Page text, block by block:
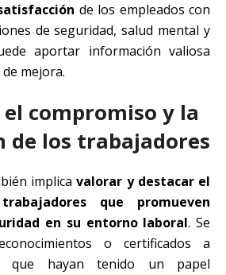
de los empleados con
de seguridad, salud mental y
aportar información valiosa
mejora.
el compromiso y la
de los trabajadores
implicavalorar y destacar el
que promueven
en su entorno laboral. Se
o certificados a
que hayan tenido un papel